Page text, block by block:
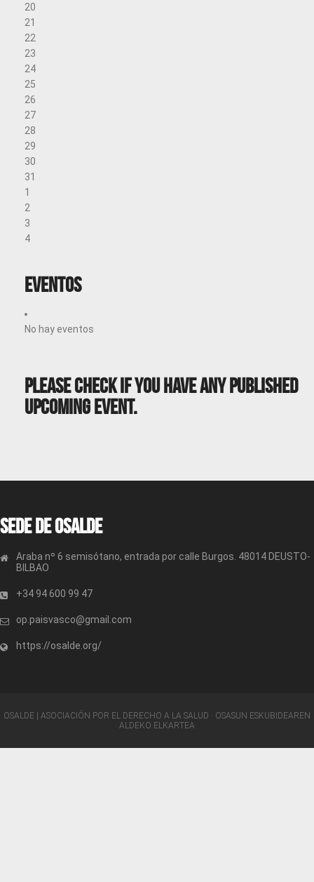
20
21
22
23
24
25
26
27
28
29
30
31
1
2
3
4
Eventos
No hay eventos
Please Check If You Have Any Published
Upcoming Event.
Sede de OSALDE
Araba nº 6 semisótano, entrada por calle Burgos. 48014 DEUSTO-
BILBAO
+34 94 600 99 47
op.paisvasco@gmail.com
https://osalde.org/
OSALDE | ASOCIACIÓN POR EL DERECHO A LA SALUD · OSASUN ESKUBIDEAREN
ALDEKO ELKARTEA